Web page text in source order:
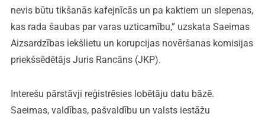
nevis būtu tikšanās kafejnīcās un pa kaktiem un slepenas,
kas rada šaubas par varas uzticamību,” uzskata Saeimas
Aizsardzības iekšlietu un korupcijas novēršanas komisijas
priekšsēdētājs Juris Rancāns (JKP).
Interešu pārstāvji reģistrēsies lobētāju datu bāzē.
Saeimas, valdības, pašvaldību un valsts iestāžu